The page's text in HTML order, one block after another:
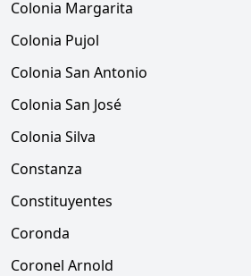
Colonia Margarita
Colonia Pujol
Colonia San Antonio
Colonia San José
Colonia Silva
Constanza
Constituyentes
Coronda
Coronel Arnold